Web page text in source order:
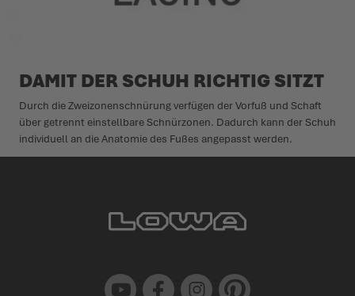
DAMIT DER SCHUH RICHTIG SITZT
Durch die Zweizonenschnürung verfügen der Vorfuß und Schaft
über getrennt einstellbare Schnürzonen. Dadurch kann der Schuh
individuell an die Anatomie des Fußes angepasst werden.
Youtube Facebook Instagram Pinterest